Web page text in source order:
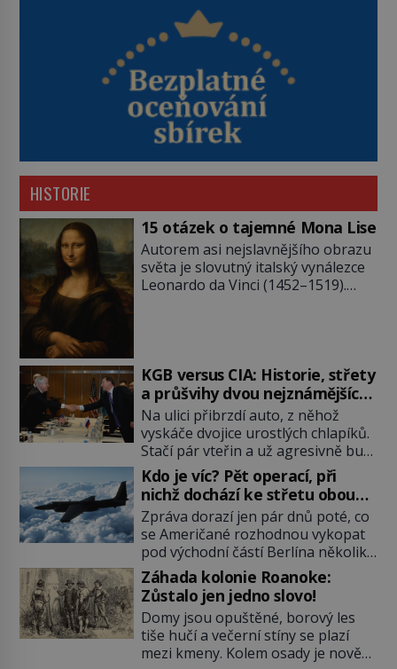
HISTORIE
15 otázek o tajemné Mona Lise
Autorem asi nejslavnějšího obrazu
světa je slovutný italský vynálezce
Leonardo da Vinci (1452–1519).
pověsil Napoleon? Samotný císař
Napoleon Bonaparte (1769–1821)
má pro malbu slabost, a tak si ji
ještě jako první konzul přemístí do
své ložnice v Tuilerisjkém […]
KGB versus CIA: Historie, střety
a průšvihy dvou nejznámějších
tajných služeb historie
Na ulici přibrzdí auto, z něhož
vyskáče dvojice urostlých chlapíků.
Stačí pár vteřin a už agresivně buší
na dveře. O další okamžik později
vlečou nebožáka do auta, a pak už
ho nikdy nikdo nespatří. Dostal se
totiž do rukou všemocné KGB. Jako
sourozenci, kteří si nemohou přijít
na jméno. Neustále se předhání v
plánování sabotáží, […]
Kdo je víc? Pět operací, při
nichž dochází ke střetu obou
tajných služeb
Zpráva dorazí jen pár dnů poté, co
se Američané rozhodnou vykopat
pod východní částí Berlína několik
stovek metrů dlouhý tunel. Sověti
na sobě nenechají nic znát a
nechají nepřítele, aby si myslel, že
je přechytračil. Cennou informaci
jim dodá jeden z agentů. Oba
tábory jsou zvyklé působit v pozadí
Záhada kolonie Roanoke:
Zůstalo jen jedno slovo!
Domy jsou opuštěné, borový les
tiše hučí a večerní stíny se plazí
mezi kmeny. Kolem osady je nově